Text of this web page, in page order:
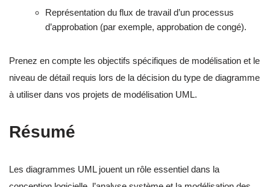
Représentation du flux de travail d’un processus
d’approbation (par exemple, approbation de congé).
Prenez en compte les objectifs spécifiques de modélisation et le
niveau de détail requis lors de la décision du type de diagramme
à utiliser dans vos projets de modélisation UML.
Résumé
Les diagrammes UML jouent un rôle essentiel dans la